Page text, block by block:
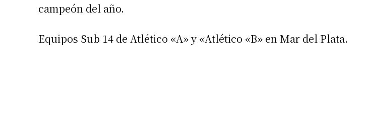
campeón del año.
Equipos Sub 14 de Atlético «A» y «Atlético «B» en Mar del Plata.